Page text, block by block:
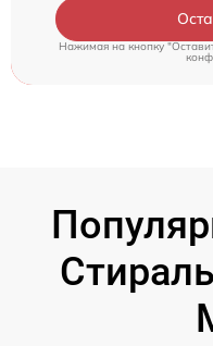
Нажимая на кнопку